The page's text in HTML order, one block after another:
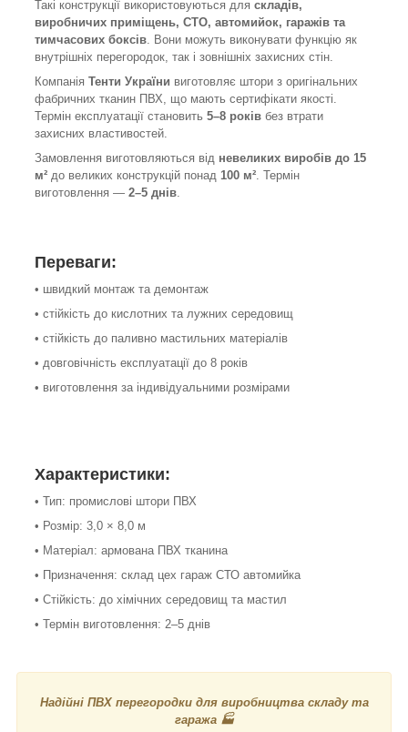
Такі конструкції використовуються для складів,
виробничих приміщень, СТО, автомийок, гаражів та
тимчасових боксів . Вони можуть виконувати функцію як
внутрішніх перегородок, так і зовнішніх захисних стін.
Компанія Тенти України виготовляє штори з оригінальних
фабричних тканин ПВХ, що мають сертифікати якості.
Термін експлуатації становить 5–8 років без втрати
захисних властивостей.
Замовлення виготовляються від невеликих виробів до 15
м² до великих конструкцій понад 100 м² . Термін
виготовлення — 2–5 днів
Переваги:
• швидкий монтаж та демонтаж
• стійкість до кислотних та лужних середовищ
• стійкість до паливно мастильних матеріалів
• довговічність експлуатації до 8 років
• виготовлення за індивідуальними розмірами
Характеристики:
• Тип: промислові штори ПВХ
• Розмір: 3,0 × 8,0 м
• Матеріал: армована ПВХ тканина
• Призначення: склад цех гараж СТО автомийка
• Стійкість: до хімічних середовищ та мастил
• Термін виготовлення: 2–5 днів
Надійні ПВХ перегородки для виробництва складу та
гаража 🏭